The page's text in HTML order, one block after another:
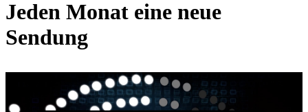
Jeden Monat eine neue
Sendung